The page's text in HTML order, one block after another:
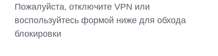
Пожалуйста, отключите VPN или
воспользуйтесь формой ниже для обхода
блокировки